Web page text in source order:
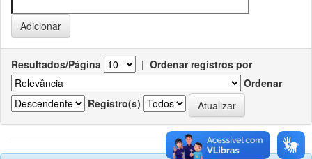
Resultados/Página | Ordenar registros por
Ordenar
Registro(s)